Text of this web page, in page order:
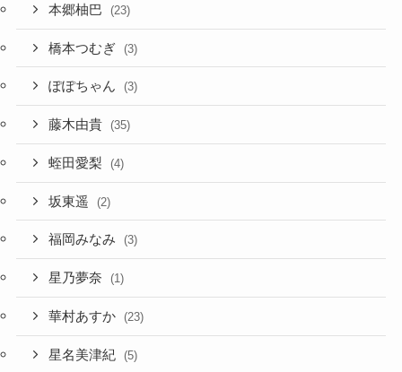
本郷柚巴 (23)
橋本つむぎ (3)
ぽぽちゃん (3)
藤木由貴 (35)
蛭田愛梨 (4)
坂東遥 (2)
福岡みなみ (3)
星乃夢奈 (1)
華村あすか (23)
星名美津紀 (5)